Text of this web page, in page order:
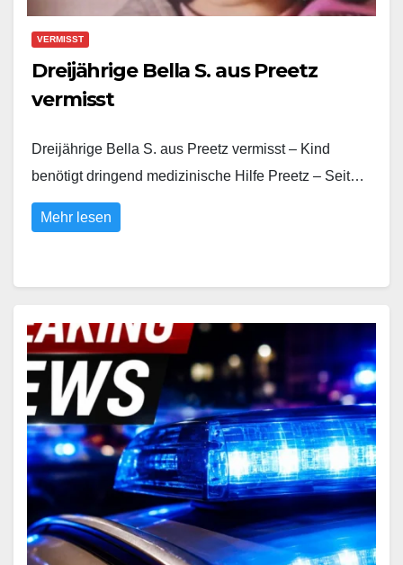
VERMISST
Dreijährige Bella S. aus Preetz
vermisst
Dreijährige Bella S. aus Preetz vermisst – Kind
benötigt dringend medizinische Hilfe Preetz – Seit…
Mehr lesen